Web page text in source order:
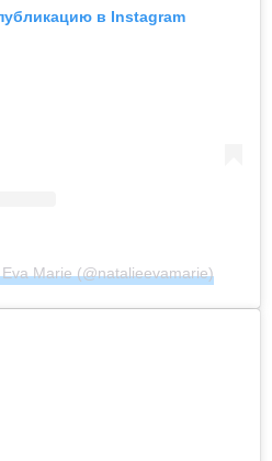
в Instagram
Marie (@natalieevamarie)